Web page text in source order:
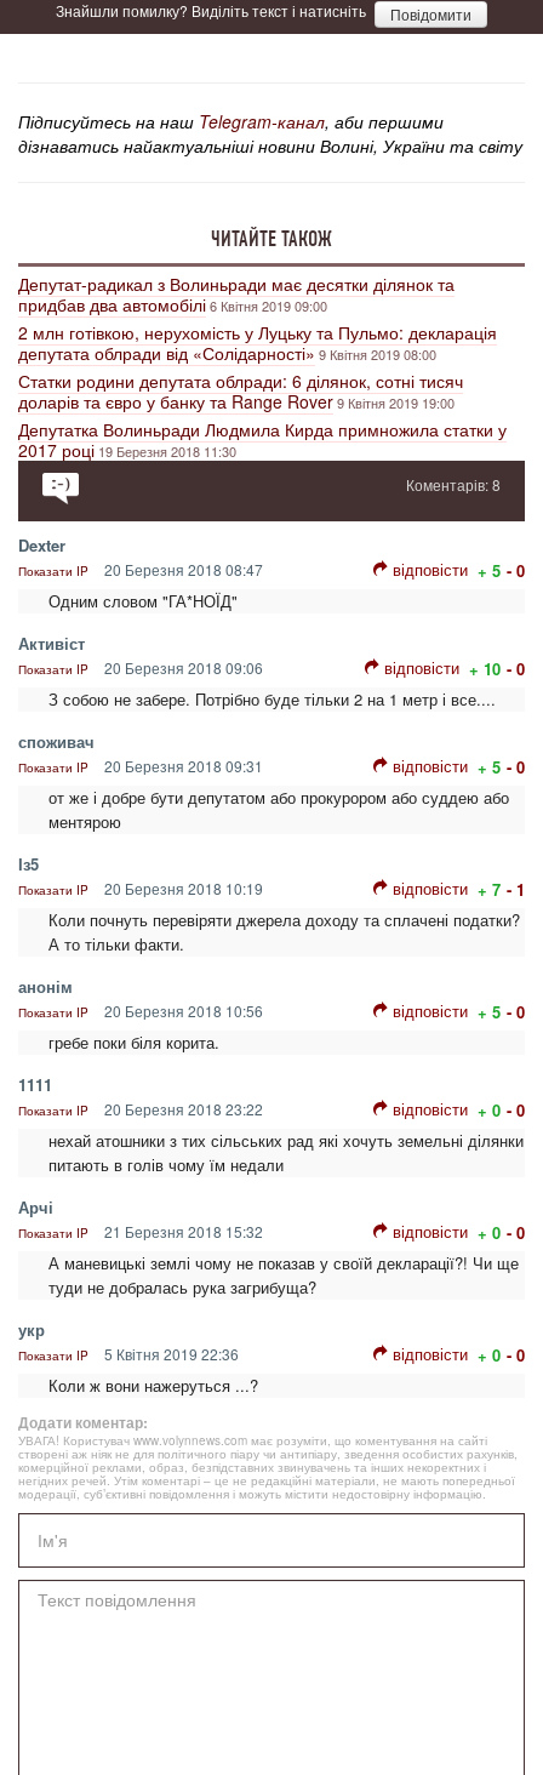
Знайшли помилку? Виділіть текст і натисніть Повідомити
Підписуйтесь на наш Telegram-канал, аби першими
дізнаватись найактуальніші новини Волині, України та світу
ЧИТАЙТЕ ТАКОЖ
Депутат-радикал з Волиньради має десятки ділянок та
придбав два автомобілі6 Квітня 2019 09:00
2 млн готівкою, нерухомість у Луцьку та Пульмо: декларація
депутата облради від «Солідарності»9 Квітня 2019 08:00
Статки родини депутата облради: 6 ділянок, сотні тисяч
доларів та євро у банку та Range Rover9 Квітня 2019 19:00
Депутатка Волиньради Людмила Кирда примножила статки у
2017 році 19 Березня 2018 11:30
Коментарів: 8
Dexter
Показати IP 20 Березня 2018 08:47 відповісти + 5 - 0
Одним словом "ГА*НОЇД"
Активіст
Показати IP 20 Березня 2018 09:06 відповісти + 10 - 0
З собою не забере. Потрібно буде тільки 2 на 1 метр і все....
споживач
Показати IP 20 Березня 2018 09:31 відповісти + 5 - 0
от же і добре бути депутатом або прокурором або суддею або
ментярою
Із5
Показати IP 20 Березня 2018 10:19 відповісти + 7 - 1
Коли почнуть перевіряти джерела доходу та сплачені податки?
А то тільки факти.
анонім
Показати IP 20 Березня 2018 10:56 відповісти + 5 - 0
гребе поки біля корита.
1111
Показати IP 20 Березня 2018 23:22 відповісти + 0 - 0
нехай атошники з тих сільських рад які хочуть земельні ділянки
питають в голів чому їм недали
Арчі
Показати IP 21 Березня 2018 15:32 відповісти + 0 - 0
А маневицькі землі чому не показав у своїй декларації?! Чи ще
туди не добралась рука загрибуща?
укр
Показати IP 5 Квітня 2019 22:36 відповісти + 0 - 0
Коли ж вони нажеруться ...?
Додати коментар:
УВАГА! Користувач www.volynnews.com має розуміти, що коментування на сайті
створені аж ніяк не для політичного піару чи антипіару, зведення особистих рахунків,
комерційної реклами, образ, безпідставних звинувачень та інших некоректних і
негідних речей. Утім коментарі – це не редакційні матеріали, не мають попередньої
модерації, суб’єктивні повідомлення і можуть містити недостовірну інформацію.